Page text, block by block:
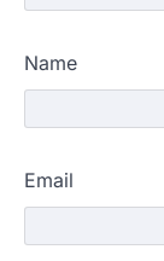
Name
Email